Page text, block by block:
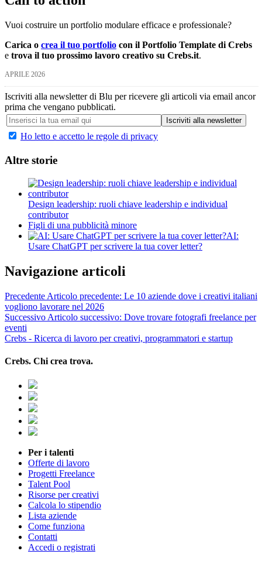
Vuoi costruire un portfolio modulare efficace e professionale?
Carica o crea il tuo portfolio con il Portfolio Template di Crebs
e trova il tuo prossimo lavoro creativo su Crebs.it.
APRILE 2026
Iscriviti alla newsletter di Blu per ricevere gli articoli via email ancor
prima che vengano pubblicati.
Ho letto e accetto le regole di privacy
Altre storie
Design leadership: ruoli chiave leadership e individual
contributor
Figli di una pubblicità minore
AI:
Usare ChatGPT per scrivere la tua cover letter?
Navigazione articoli
Precedente Articolo precedente: Le 10 aziende dove i creativi italiani
vogliono lavorare nel 2026
Successivo Articolo successivo: Dove trovare fotografi freelance per
eventi
Crebs - Ricerca di lavoro per creativi, programmatori e startup
Crebs. Chi crea trova.
Per i talenti
Offerte di lavoro
Progetti Freelance
Talent Pool
Risorse per creativi
Calcola lo stipendio
Lista aziende
Come funziona
Contatti
Accedi o registrati